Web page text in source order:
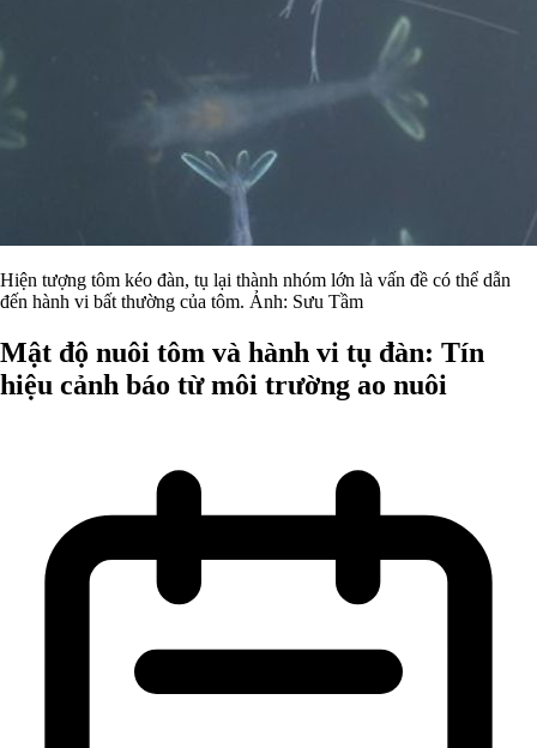
Hiện tượng tôm kéo đàn, tụ lại thành nhóm lớn là vấn đề có thể dẫn
đến hành vi bất thường của tôm. Ảnh: Sưu Tầm
Mật độ nuôi tôm và hành vi tụ đàn: Tín
hiệu cảnh báo từ môi trường ao nuôi